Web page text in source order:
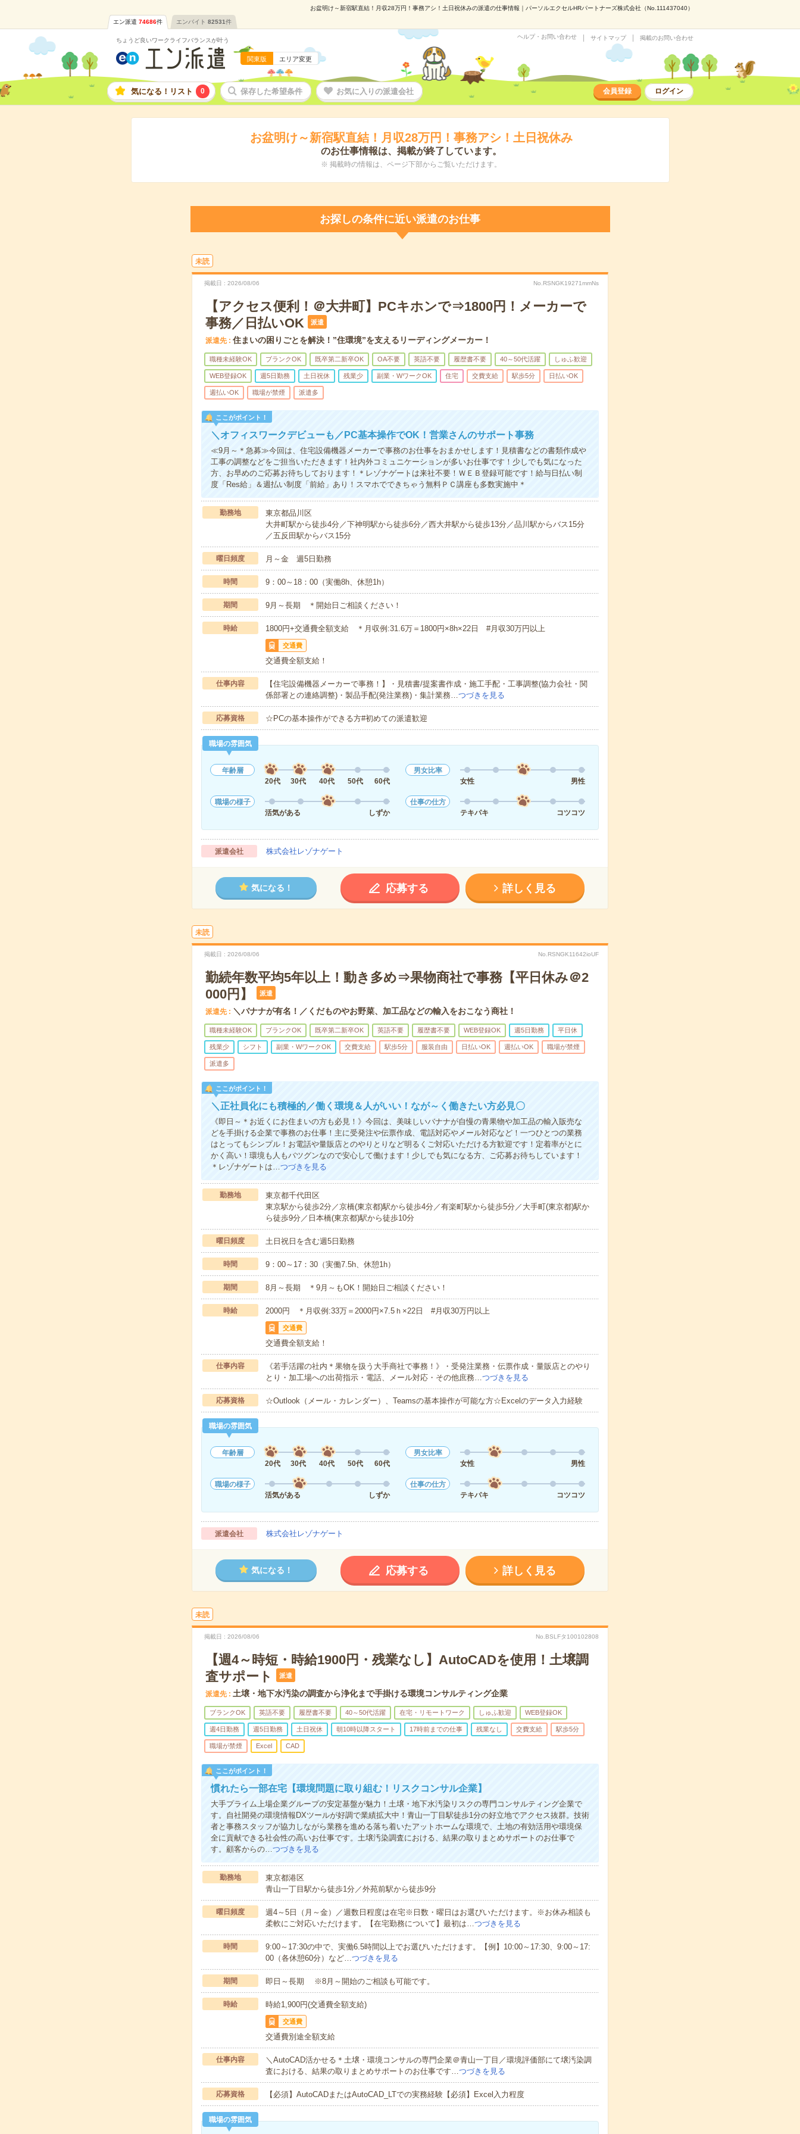
お盆明け～新宿駅直結！月収28万円！事務アシ！土日祝休みの派遣の仕事情報｜パーソルエクセルHRパートナーズ株式会社（No.111437040）
エン派遣 74686件 エンバイト 82531件
ちょうど良いワークライフバランスが叶う
関東版 エリア変更
ヘルプ・お問い合わせ サイトマップ 掲載のお問い合わせ
気になる！リスト 0 保存した希望条件 お気に入りの派遣会社 会員登録 ログイン
お盆明け～新宿駅直結！月収28万円！事務アシ！土日祝休み
のお仕事情報は、掲載が終了しています。
※ 掲載時の情報は、ページ下部からご覧いただけます。
お探しの条件に近い派遣のお仕事
未読
掲載日 2026/08/06 No.RSNGK19271mmNs
【アクセス便利！＠大井町】PCキホンで⇒1800円！メーカーで
事務／日払いOK
派遣
派遣先 住まいの困りごとを解決！”住環境”を支えるリーディングメーカー！
職種未経験OK ブランクOK 既卒第二新卒OK OA不要 英語不要 履歴書不要 40～50代活躍 しゅふ歓迎
WEB登録OK 週5日勤務 土日祝休 残業少 副業・WワークOK 住宅 交費支給 駅歩5分 日払いOK
週払いOK 職場が禁煙 派遣多
ここがポイント！
＼オフィスワークデビューも／PC基本操作でOK！営業さんのサポート事務
≪9月～＊急募≫今回は、住宅設備機器メーカーで事務のお仕事をおまかせします！見積書などの書類作成や
工事の調整などをご担当いただきます！社内外コミュニケーションが多いお仕事です！少しでも気になった
方、お早めのご応募お待ちしております！＊レゾナゲートは来社不要！ＷＥＢ登録可能です！給与日払い制
度「Res給」＆週払い制度「前給」あり！スマホでできちゃう無料ＰＣ講座も多数実施中＊
勤務地
東京都品川区
大井町駅から徒歩4分／下神明駅から徒歩6分／西大井駅から徒歩13分／品川駅からバス15分
／五反田駅からバス15分
曜日頻度 月～金 週5日勤務
時間 9：00～18：00（実働8h、休憩1h）
期間 9月～長期 ＊開始日ご相談ください！
時給 1800円+交通費全額支給 ＊月収例:31.6万＝1800円×8h×22日 #月収30万円以上
交通費
交通費全額支給！
仕事内容
【住宅設備機器メーカーで事務！】・見積書/提案書作成・施工手配・工事調整(協力会社・関
係部署との連絡調整)・製品手配(発注業務)・集計業務…つづきを見る
応募資格 ☆PCの基本操作ができる方#初めての派遣歓迎
職場の雰囲気
年齢層
20代
30代 40代 50代 60代
男女比率
女性
男性
職場の様子
活気がある
しずか
仕事の仕方
テキパキ
コツコツ
派遣会社 株式会社レゾナゲート
気になる！ 応募する 詳しく見る
未読
掲載日 2026/08/06 No.RSNGK11642ioUF
勤続年数平均5年以上！動き多め⇒果物商社で事務【平日休み＠2
000円】
派遣
派遣先 ＼バナナが有名！／くだものやお野菜、加工品などの輸入をおこなう商社！
職種未経験OK ブランクOK 既卒第二新卒OK 英語不要 履歴書不要 WEB登録OK 週5日勤務 平日休
残業少 シフト 副業・WワークOK 交費支給 駅歩5分 服装自由 日払いOK 週払いOK 職場が禁煙
派遣多
ここがポイント！
＼正社員化にも積極的／働く環境＆人がいい！なが～く働きたい方必見〇
《即日～＊お近くにお住まいの方も必見！》今回は、美味しいバナナが自慢の青果物や加工品の輸入販売な
どを手掛ける企業で事務のお仕事！主に受発注や伝票作成、電話対応やメール対応など！一つひとつの業務
はとってもシンプル！お電話や量販店とのやりとりなど明るくご対応いただける方歓迎です！定着率がとに
かく高い！環境も人もバツグンなので安心して働けます！少しでも気になる方、ご応募お待ちしています！
＊レゾナゲートは…つづきを見る
勤務地
東京都千代田区
東京駅から徒歩2分／京橋(東京都)駅から徒歩4分／有楽町駅から徒歩5分／大手町(東京都)駅か
ら徒歩9分／日本橋(東京都)駅から徒歩10分
曜日頻度 土日祝日を含む週5日勤務
時間 9：00～17：30（実働7.5h、休憩1h）
期間 8月～長期 ＊9月～もOK！開始日ご相談ください！
時給 2000円 ＊月収例:33万＝2000円×7.5ｈ×22日 #月収30万円以上
交通費
交通費全額支給！
仕事内容
《若手活躍の社内＊果物を扱う大手商社で事務！》・受発注業務・伝票作成・量販店とのやり
とり・加工場への出荷指示・電話、メール対応・その他庶務…つづきを見る
応募資格 ☆Outlook（メール・カレンダー）、Teamsの基本操作が可能な方☆Excelのデータ入力経験
職場の雰囲気
年齢層
20代
30代 40代 50代 60代
男女比率
女性
男性
職場の様子
活気がある
しずか
仕事の仕方
テキパキ
コツコツ
派遣会社 株式会社レゾナゲート
気になる！ 応募する 詳しく見る
未読
掲載日 2026/08/06 No.BSLFタ100102808
【週4～時短・時給1900円・残業なし】AutoCADを使用！土壌調
査サポート
派遣
派遣先 土壌・地下水汚染の調査から浄化まで手掛ける環境コンサルティング企業
ブランクOK 英語不要 履歴書不要 40～50代活躍 在宅・リモートワーク しゅふ歓迎 WEB登録OK
週4日勤務 週5日勤務 土日祝休 朝10時以降スタート 17時前までの仕事 残業なし 交費支給 駅歩5分
職場が禁煙 Excel CAD
ここがポイント！
慣れたら一部在宅【環境問題に取り組む！リスクコンサル企業】
大手プライム上場企業グループの安定基盤が魅力！土壌・地下水汚染リスクの専門コンサルティング企業で
す。自社開発の環境情報DXツールが好調で業績拡大中！青山一丁目駅徒歩1分の好立地でアクセス抜群。技術
者と事務スタッフが協力しながら業務を進める落ち着いたアットホームな環境で、土地の有効活用や環境保
全に貢献できる社会性の高いお仕事です。土壌汚染調査における、結果の取りまとめサポートのお仕事で
す。顧客からの…つづきを見る
勤務地
東京都港区
青山一丁目駅から徒歩1分／外苑前駅から徒歩9分
曜日頻度
週4～5日（月～金）／週数日程度は在宅※日数・曜日はお選びいただけます。※お休み相談も
柔軟にご対応いただけます。【在宅勤務について】最初は…つづきを見る
時間
9:00～17:30の中で、実働6.5時間以上でお選びいただけます。【例】10:00～17:30、9:00～17:
00（各休憩60分）など…つづきを見る
期間 即日～長期 ※8月～開始のご相談も可能です。
時給 時給1,900円(交通費全額支給)
交通費
交通費別途全額支給
仕事内容
＼AutoCAD活かせる＊土壌・環境コンサルの専門企業＠青山一丁目／環境評価部にて壌汚染調
査における、結果の取りまとめサポートのお仕事です…つづきを見る
応募資格 【必須】AutoCADまたはAutoCAD_LTでの実務経験【必須】Excel入力程度
職場の雰囲気